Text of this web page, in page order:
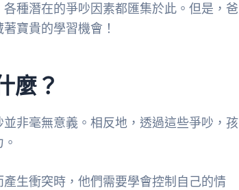
種潛在的爭吵因素都匯集於此。但是，爸
寶貴的學習機會！
麼？
非毫無意義。相反地，透過這些爭吵，孩
生衝突時，他們需要學會控制自己的情